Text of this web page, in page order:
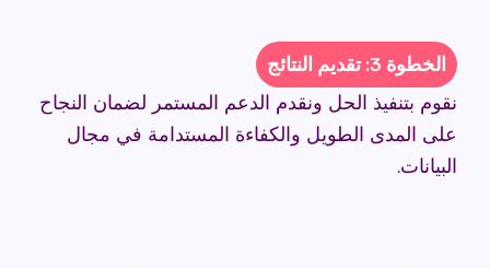
الخطوة 3: تقديم النتائج
نقوم بتنفيذ الحل ونقدم الدعم المستمر لضمان النجاح
على المدى الطويل والكفاءة المستدامة في مجال
البيانات.